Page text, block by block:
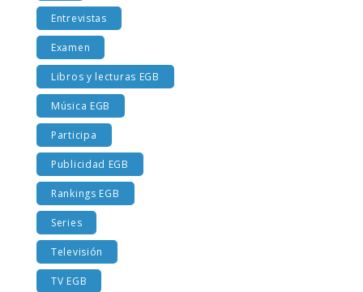
Entrevistas
Examen
Libros y lecturas EGB
Música EGB
Participa
Publicidad EGB
Rankings EGB
Series
Televisión
TV EGB